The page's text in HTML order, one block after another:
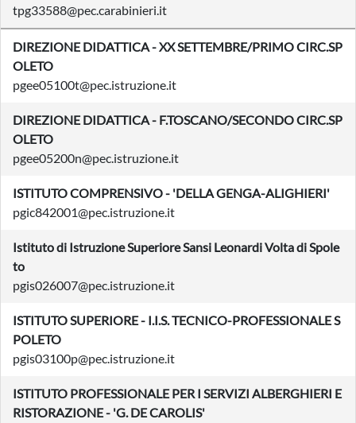
tpg33588@pec.carabinieri.it
DIREZIONE DIDATTICA - XX SETTEMBRE/PRIMO CIRC.SP
OLETO
pgee05100t@pec.istruzione.it
DIREZIONE DIDATTICA - F.TOSCANO/SECONDO CIRC.SP
OLETO
pgee05200n@pec.istruzione.it
ISTITUTO COMPRENSIVO - 'DELLA GENGA-ALIGHIERI'
pgic842001@pec.istruzione.it
Istituto di Istruzione Superiore Sansi Leonardi Volta di Spole
to
pgis026007@pec.istruzione.it
ISTITUTO SUPERIORE - I.I.S. TECNICO-PROFESSIONALE S
POLETO
pgis03100p@pec.istruzione.it
ISTITUTO PROFESSIONALE PER I SERVIZI ALBERGHIERI E
RISTORAZIONE - 'G. DE CAROLIS'